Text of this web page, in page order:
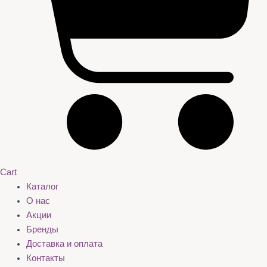
Cart
Каталог
О нас
Акции
Бренды
Доставка и оплата
Контакты